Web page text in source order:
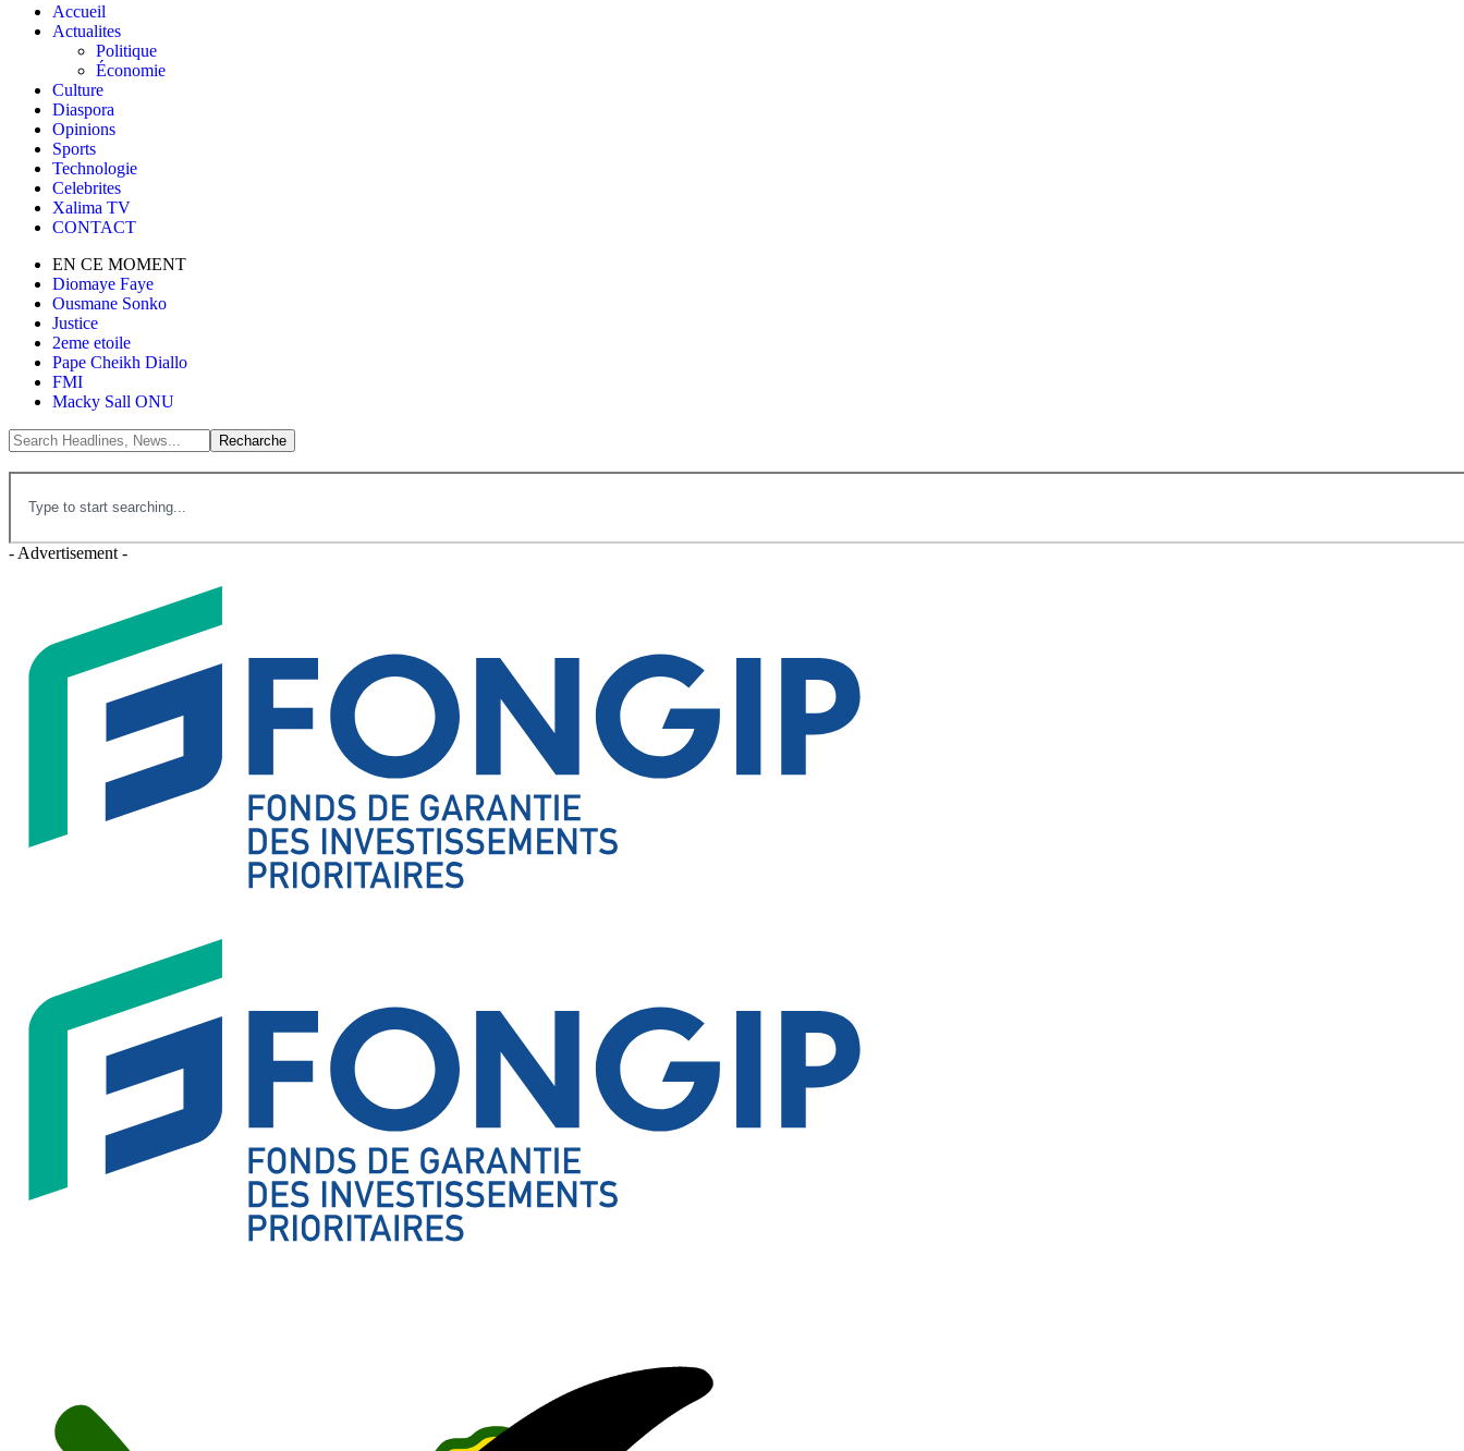
Accueil
Actualites
Politique
Économie
Culture
Diaspora
Opinions
Sports
Technologie
Celebrites
Xalima TV
CONTACT
EN CE MOMENT
Diomaye Faye
Ousmane Sonko
Justice
2eme etoile
Pape Cheikh Diallo
FMI
Macky Sall ONU
- Advertisement -